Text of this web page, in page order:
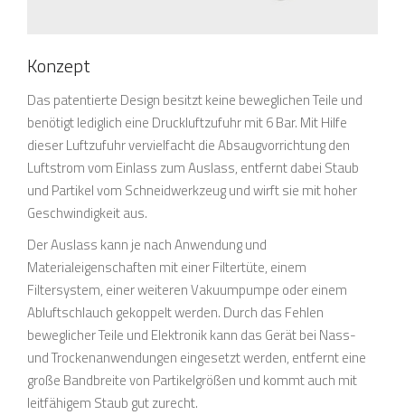
Konzept
Das patentierte Design besitzt keine beweglichen Teile und
benötigt lediglich eine Druckluftzufuhr mit 6 Bar. Mit Hilfe
dieser Luftzufuhr vervielfacht die Absaugvorrichtung den
Luftstrom vom Einlass zum Auslass, entfernt dabei Staub
und Partikel vom Schneidwerkzeug und wirft sie mit hoher
Geschwindigkeit aus.
Der Auslass kann je nach Anwendung und
Materialeigenschaften mit einer Filtertüte, einem
Filtersystem, einer weiteren Vakuumpumpe oder einem
Abluftschlauch gekoppelt werden. Durch das Fehlen
beweglicher Teile und Elektronik kann das Gerät bei Nass-
und Trockenanwendungen eingesetzt werden, entfernt eine
große Bandbreite von Partikelgrößen und kommt auch mit
leitfähigem Staub gut zurecht.